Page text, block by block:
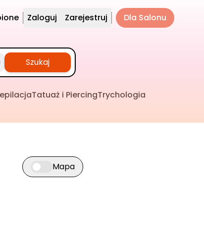
Zaloguj Zarejestruj Dla Salonu
Szukaj
Tatuaż i PiercingTrychologia
Przełącz widok mapy
Mapa